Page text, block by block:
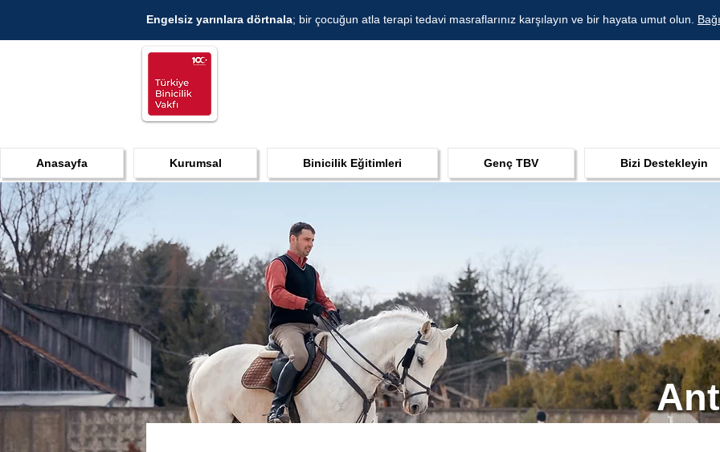
Engelsiz yarınlara dörtnala; bir çocuğun atla terapi tedavi masraflarınız karşılayın ve bir hayata umut olun.
Anasayfa Kurumsal Binicilik Eğitimleri Genç TBV Bizi Destekleyin